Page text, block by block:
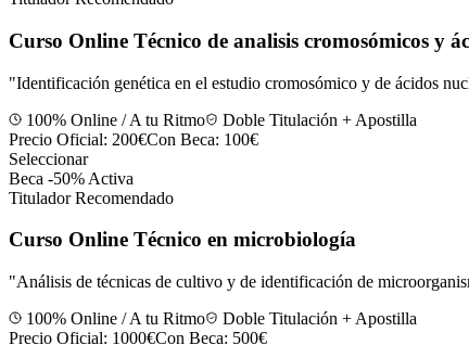
Curso Online Técnico de analisis cromosómicos y
"Identificación genética en el estudio cromosómico y de ácidos
100% Online / A tu Ritmo
Doble Titulación + Apostilla
Precio Oficial: 200€Con Beca: 100€
Seleccionar
Beca -50% Activa
Titulador Recomendado
Curso Online Técnico en microbiología
"Análisis de técnicas de cultivo y de identificación de
100% Online / A tu Ritmo
Doble Titulación + Apostilla
Precio Oficial: 1000€Con Beca: 500€